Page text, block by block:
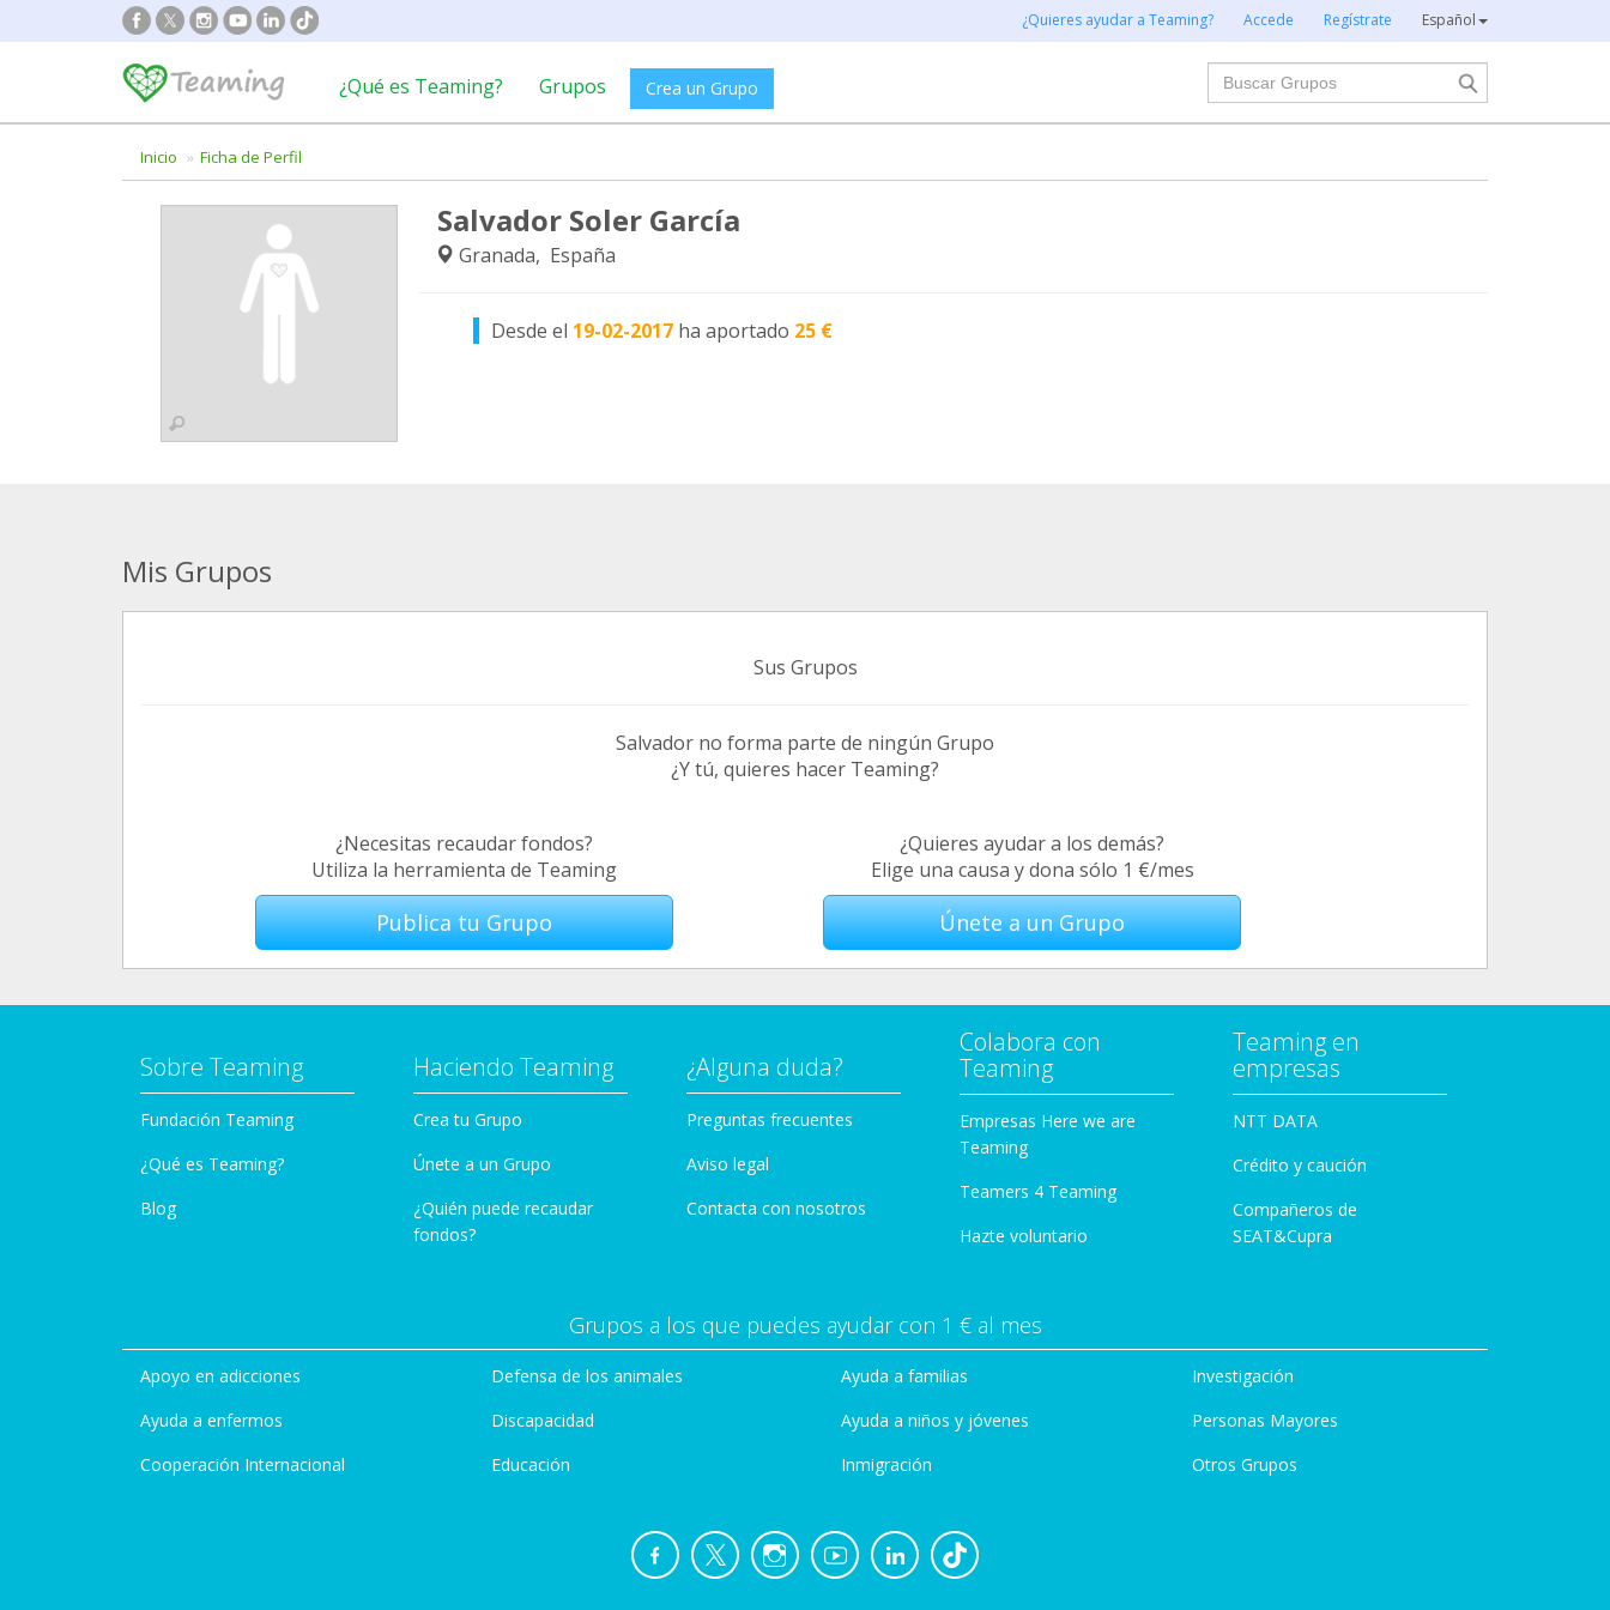
¿Quieres ayudar a Teaming? Accede Regístrate Español
¿Qué es Teaming? Grupos Crea un Grupo
Buscar
Inicio Ficha de Perfil
Salvador Soler García
Granada, España
Desde el 19-02-2017 ha aportado 25 €
Mis Grupos
Sus Grupos
Salvador no forma parte de ningún Grupo
¿Y tú, quieres hacer Teaming?
¿Necesitas recaudar fondos?
Utiliza la herramienta de Teaming
Publica tu Grupo
¿Quieres ayudar a los demás?
Elige una causa y dona sólo 1 €/mes
Únete a un Grupo
Sobre Teaming
Fundación Teaming
¿Qué es Teaming?
Blog
Haciendo Teaming
Crea tu Grupo
Únete a un Grupo
¿Quién puede recaudar
fondos?
¿Alguna duda?
Preguntas frecuentes
Aviso legal
Contacta con nosotros
Colabora con
Teaming
Empresas Here we are
Teaming
Teamers 4 Teaming
Hazte voluntario
Teaming en
empresas
NTT DATA
Crédito y caución
Compañeros de
SEAT&Cupra
Grupos a los que puedes ayudar con 1 € al mes
Apoyo en adicciones
Ayuda a enfermos
Cooperación Internacional
Defensa de los animales
Discapacidad
Educación
Ayuda a familias
Ayuda a niños y jóvenes
Inmigración
Investigación
Personas Mayores
Otros Grupos